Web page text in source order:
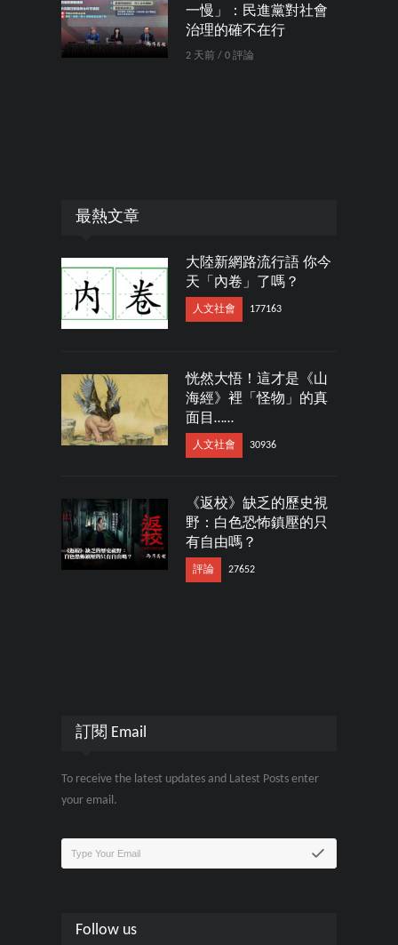
一慢」：民進黨對社會
治理的確不在行
2 天前 / 0 評論
最熱文章
大陸新網路流行語 你今
天「內卷」了嗎？
人文社會 177163
恍然大悟！這才是《山
海經》裡「怪物」的真
面目……
人文社會 30936
《返校》缺乏的歷史視
野：白色恐怖鎮壓的只
有自由嗎？
評論 27652
訂閱 Email
To receive the latest updates and Latest Posts enter
your email.
Follow us